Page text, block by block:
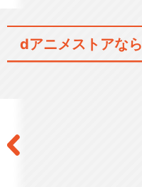
dアニメストアなら